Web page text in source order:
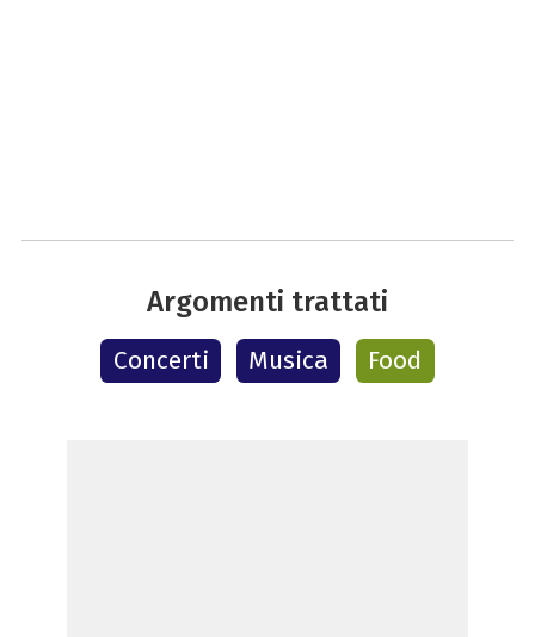
Argomenti trattati
Concerti Musica Food